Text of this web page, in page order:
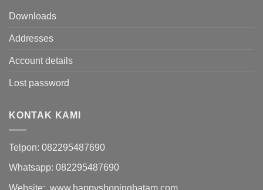
Downloads
Addresses
Account details
Lost password
KONTAK KAMI
Telpon: 082295487690
Whatsapp: 082295487690
Website: www.happyshopingbatam.com